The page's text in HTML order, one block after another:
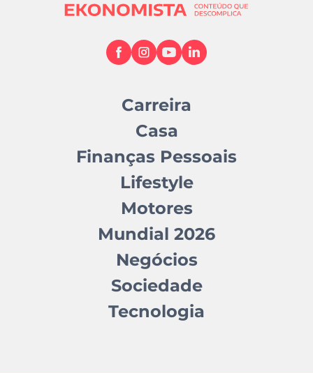
Carreira
Casa
Finanças Pessoais
Lifestyle
Motores
Mundial 2026
Negócios
Sociedade
Tecnologia